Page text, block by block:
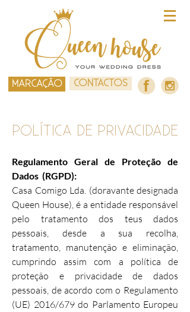
MARCAÇÃO CONTACTOS
POLÍTICA DE PRIVACIDADE
Regulamento Geral de Proteção de
Dados (RGPD):
Casa Comigo Lda. (doravante designada
Queen House), é a entidade responsável
pelo tratamento dos teus dados
pessoais, desde a sua recolha,
tratamento, manutenção e eliminação,
cumprindo assim com a política de
proteção e privacidade de dados
pessoais, de acordo com o Regulamento
(UE) 2016/679 do Parlamento Europeu